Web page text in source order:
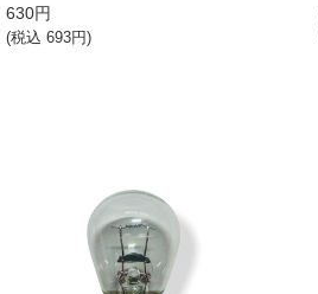
630円
(税込693円)